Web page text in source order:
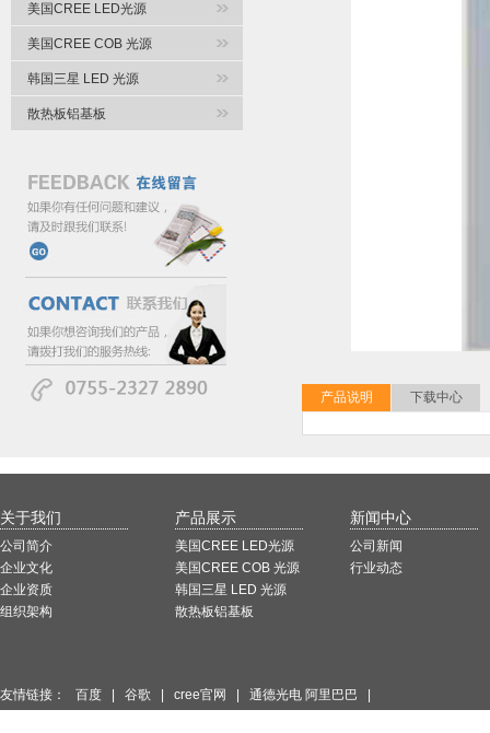
美国CREE LED光源
美国CREE COB 光源
韩国三星 LED 光源
散热板铝基板
产品说明 下载中心
关于我们
公司简介
企业文化
企业资质
组织架构
产品展示
美国CREE LED光源
美国CREE COB 光源
韩国三星 LED 光源
散热板铝基板
新闻中心
公司新闻
行业动态
友情链接： 百度 谷歌 cree官网 通德光电 阿里巴巴